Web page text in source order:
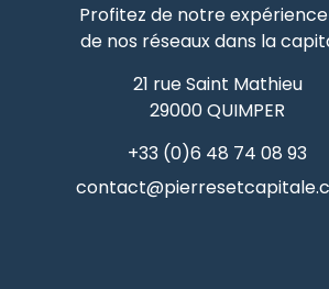
Profitez de notre
de nos réseaux dans la
21 rue Saint Mathieu
29000QUIMPER
+33 (0)6 48 74 08 93